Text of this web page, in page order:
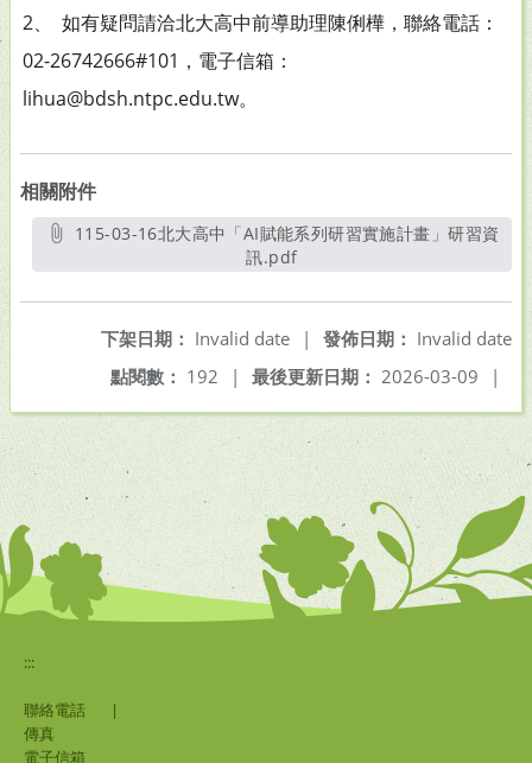
2、 如有疑問請洽北大高中前導助理陳俐樺，聯絡電話：
02-26742666#101，電子信箱：
lihua@bdsh.ntpc.edu.tw。
相關附件
訊.pdf另開新視窗
發佈日期： Invalid date
下架日期： Invalid date
|
最後更新日期： 2026-03-09 |
點閱數： 192 |
:::
聯絡電話
|
傳真
電子信箱